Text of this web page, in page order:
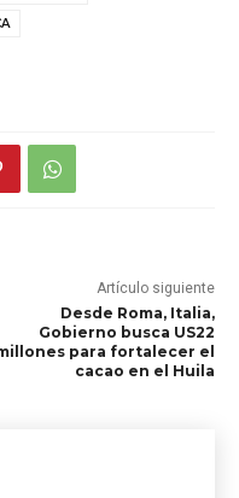
Artículo siguiente
Desde Roma, Italia,
Gobierno busca US22
para fortalecer el
cacao en el Huila